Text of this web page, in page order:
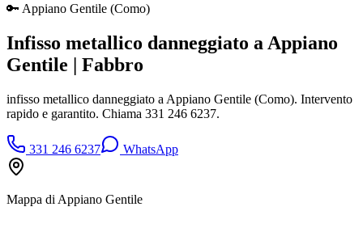
🔑 Appiano Gentile (Como)
Infisso metallico danneggiato a Appiano
Gentile | Fabbro
infisso metallico danneggiato a Appiano Gentile (Como). Intervento
rapido e garantito. Chiama 331 246 6237.
331 246 6237 WhatsApp
Mappa di Appiano Gentile